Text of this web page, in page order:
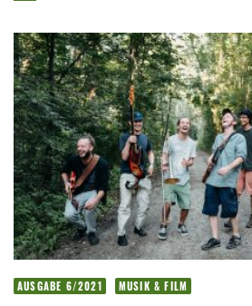
AUSGABE 6/2021 MUSIK & FILM